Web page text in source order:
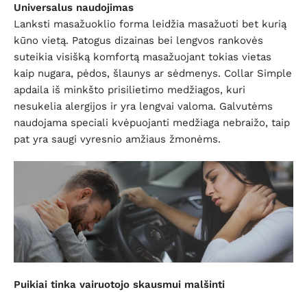
Universalus naudojimas
Lanksti masažuoklio forma leidžia masažuoti bet kurią
kūno vietą. Patogus dizainas bei lengvos rankovės
suteikia visišką komfortą masažuojant tokias vietas
kaip nugara, pėdos, šlaunys ar sėdmenys. Collar Simple
apdaila iš minkšto prisilietimo medžiagos, kuri
nesukelia alergijos ir yra lengvai valoma. Galvutėms
naudojama speciali kvėpuojanti medžiaga nebraižo, taip
pat yra saugi vyresnio amžiaus žmonėms.
Puikiai tinka vairuotojo skausmui malšinti